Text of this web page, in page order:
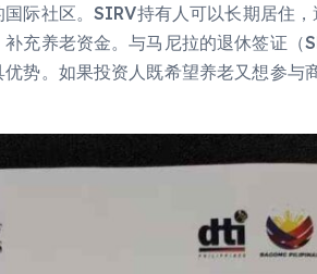
际社区。SIRV持有人可以长期居住
充养老资金。与马尼拉的退休签证（
势。如果投资人既希望养老又想参与